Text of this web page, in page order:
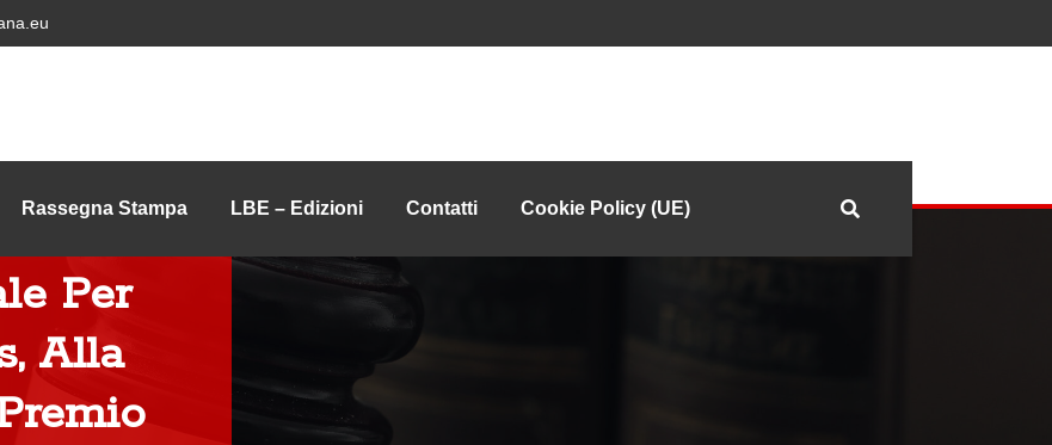
Rassegna Stampa LBE – Edizioni Contatti Cookie Policy (UE)
Per
Alla